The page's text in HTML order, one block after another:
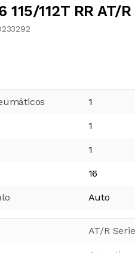
112T RR AT/R
1
1
1
16
Auto
AT/R